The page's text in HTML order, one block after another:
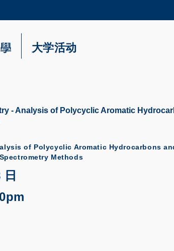
科大新闻
大学活动
- Analysis of Polycyclic Aromatic
of Polycyclic Aromatic Hydrocarbons
Methods